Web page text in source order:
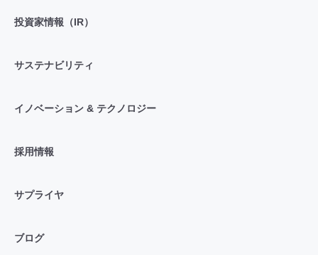
投資家情報（IR）
サステナビリティ
イノベーション & テクノロジー
採用情報
サプライヤ
ブログ